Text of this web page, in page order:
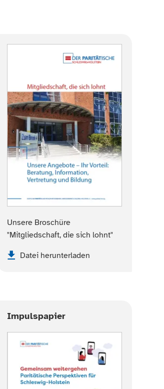
Unsere Broschüre
"Mitgliedschaft, die sich lohnt"
Datei herunterladen
Impulspapier